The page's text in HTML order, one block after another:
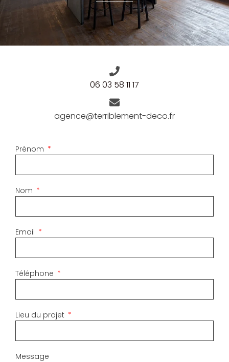
06 03 58 11 17
agence@terriblement-deco.fr
Prénom
Nom
Email
Téléphone
Lieu du projet
Message